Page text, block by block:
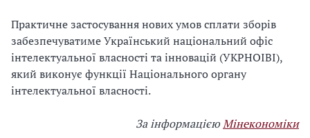
Практичне застосування нових умов сплати зборів
забезпечуватиме Український національний офіс
інтелектуальної власності та інновацій (УКРНОІВІ),
який виконує функції Національного органу
інтелектуальної власності.
За інформацієюМінекономіки